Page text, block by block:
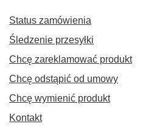
Status zamówienia
Śledzenie przesyłki
Chcę zareklamować produkt
Chcę odstąpić od umowy
Chcę wymienić produkt
Kontakt